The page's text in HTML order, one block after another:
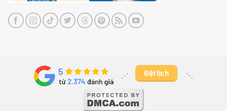
⋰ ​ Đặt lịch ⋱